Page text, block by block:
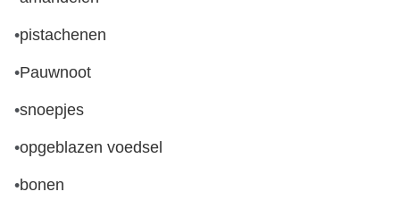
•pistachenen
•Pauwnoot
•snoepjes
•opgeblazen voedsel
•bonen